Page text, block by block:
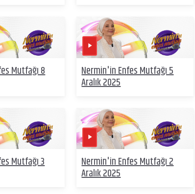
Mutfağı 8 Nermin'in Enfes Mutfağı 5
Aralık 2025
Mutfağı 3 Nermin'in Enfes Mutfağı 2
Aralık 2025